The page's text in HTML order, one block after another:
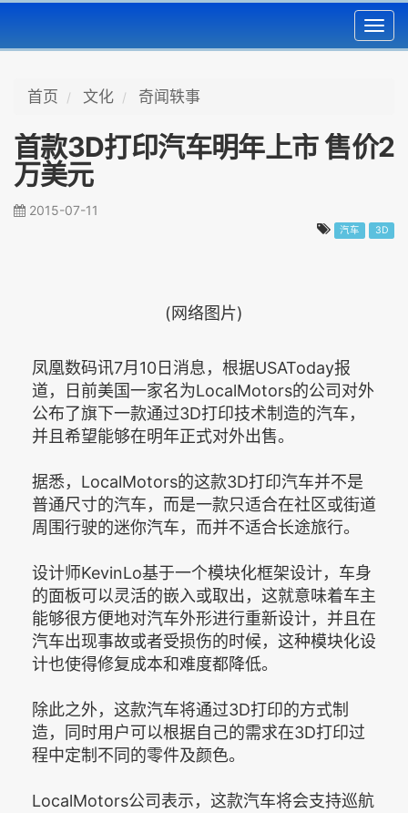
首页 文化 奇闻轶事
首款3D打印汽车明年上市 售价2
万美元
2015-07-11
汽车 3D
(网络图片)
凤凰数码讯7月10日消息，根据USAToday报
道，日前美国一家名为LocalMotors的公司对外
公布了旗下一款通过3D打印技术制造的汽车，
并且希望能够在明年正式对外出售。
据悉，LocalMotors的这款3D打印汽车并不是
普通尺寸的汽车，而是一款只适合在社区或街道
周围行驶的迷你汽车，而并不适合长途旅行。
设计师KevinLo基于一个模块化框架设计，车身
的面板可以灵活的嵌入或取出，这就意味着车主
能够很方便地对汽车外形进行重新设计，并且在
汽车出现事故或者受损伤的时候，这种模块化设
计也使得修复成本和难度都降低。
除此之外，这款汽车将通过3D打印的方式制
造，同时用户可以根据自己的需求在3D打印过
程中定制不同的零件及颜色。
LocalMotors公司表示，这款汽车将会支持巡航